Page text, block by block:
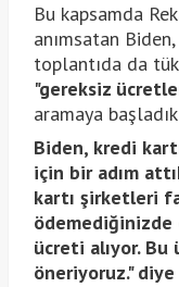
Bu kapsamda
anımsatan
toplantıda da
"gereksiz
aramaya
Biden, kredi
için bir adım
kartı şirketleri
ödemediğinizde
ücreti alıyor.
öneriyoruz."